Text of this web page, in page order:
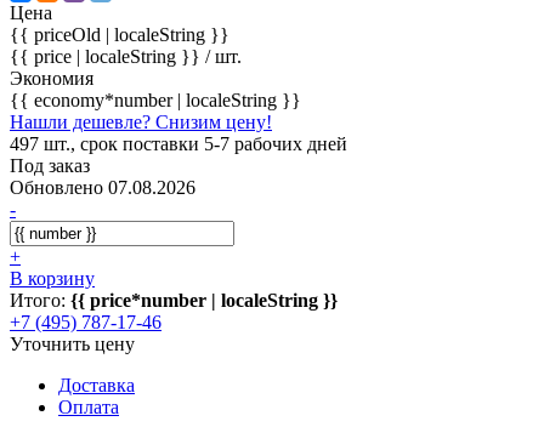
Цена
{{ priceOld | localeString }}
{{ price | localeString }} / шт.
Экономия
{{ economy*number | localeString }}
Нашли дешевле? Снизим цену!
497 шт., срок поставки 5-7 рабочих дней
Под заказ
Обновлено 07.08.2026
-
+
В корзину
Итого: {{ price*number | localeString }}
+7 (495) 787-17-46
Уточнить цену
Доставка
Оплата